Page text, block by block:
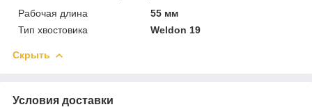
Рабочая длина
55 мм
Тип хвостовика
Weldon 19
Скрыть
Условия доставки